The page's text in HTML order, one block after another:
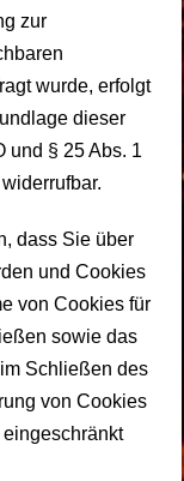
zur
wurde, erfolgt
dieser
und § 25 Abs. 1
dass Sie über
und Cookies
von Cookies für
sowie das
Schließen des
von Cookies